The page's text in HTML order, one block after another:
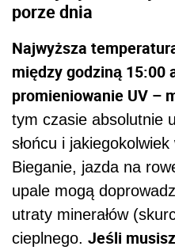
porze dnia
Najwyższa
między godziną 15:00
promieniowanie UV –
tym czasie absolutnie
słońcu i
Bieganie, jazda na
upale mogą
utraty minerałów
cieplnego. Jeśli